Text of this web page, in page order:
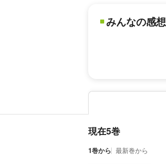
みんなの感想
現在5巻
1巻から 最新巻から